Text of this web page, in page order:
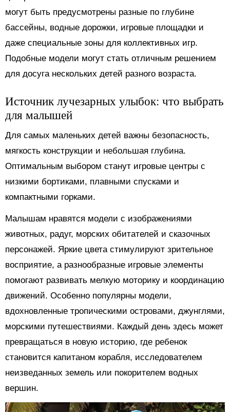
могут быть предусмотрены разные по глубине
бассейны, водные дорожки, игровые площадки и
даже специальные зоны для коллективных игр.
Подобные модели могут стать отличным решением
для досуга нескольких детей разного возраста.
Источник лучезарных улыбок: что выбрать
для малышей
Для самых маленьких детей важны безопасность,
мягкость конструкции и небольшая глубина.
Оптимальным выбором станут игровые центры с
низкими бортиками, плавными спусками и
компактными горками.
Малышам нравятся модели с изображениями
животных, радуг, морских обитателей и сказочных
персонажей. Яркие цвета стимулируют зрительное
восприятие, а разнообразные игровые элементы
помогают развивать мелкую моторику и координацию
движений. Особенно популярны модели,
вдохновленные тропическими островами, джунглями,
морскими путешествиями. Каждый день здесь может
превращаться в новую историю, где ребенок
становится капитаном корабля, исследователем
неизведанных земель или покорителем водных
вершин.